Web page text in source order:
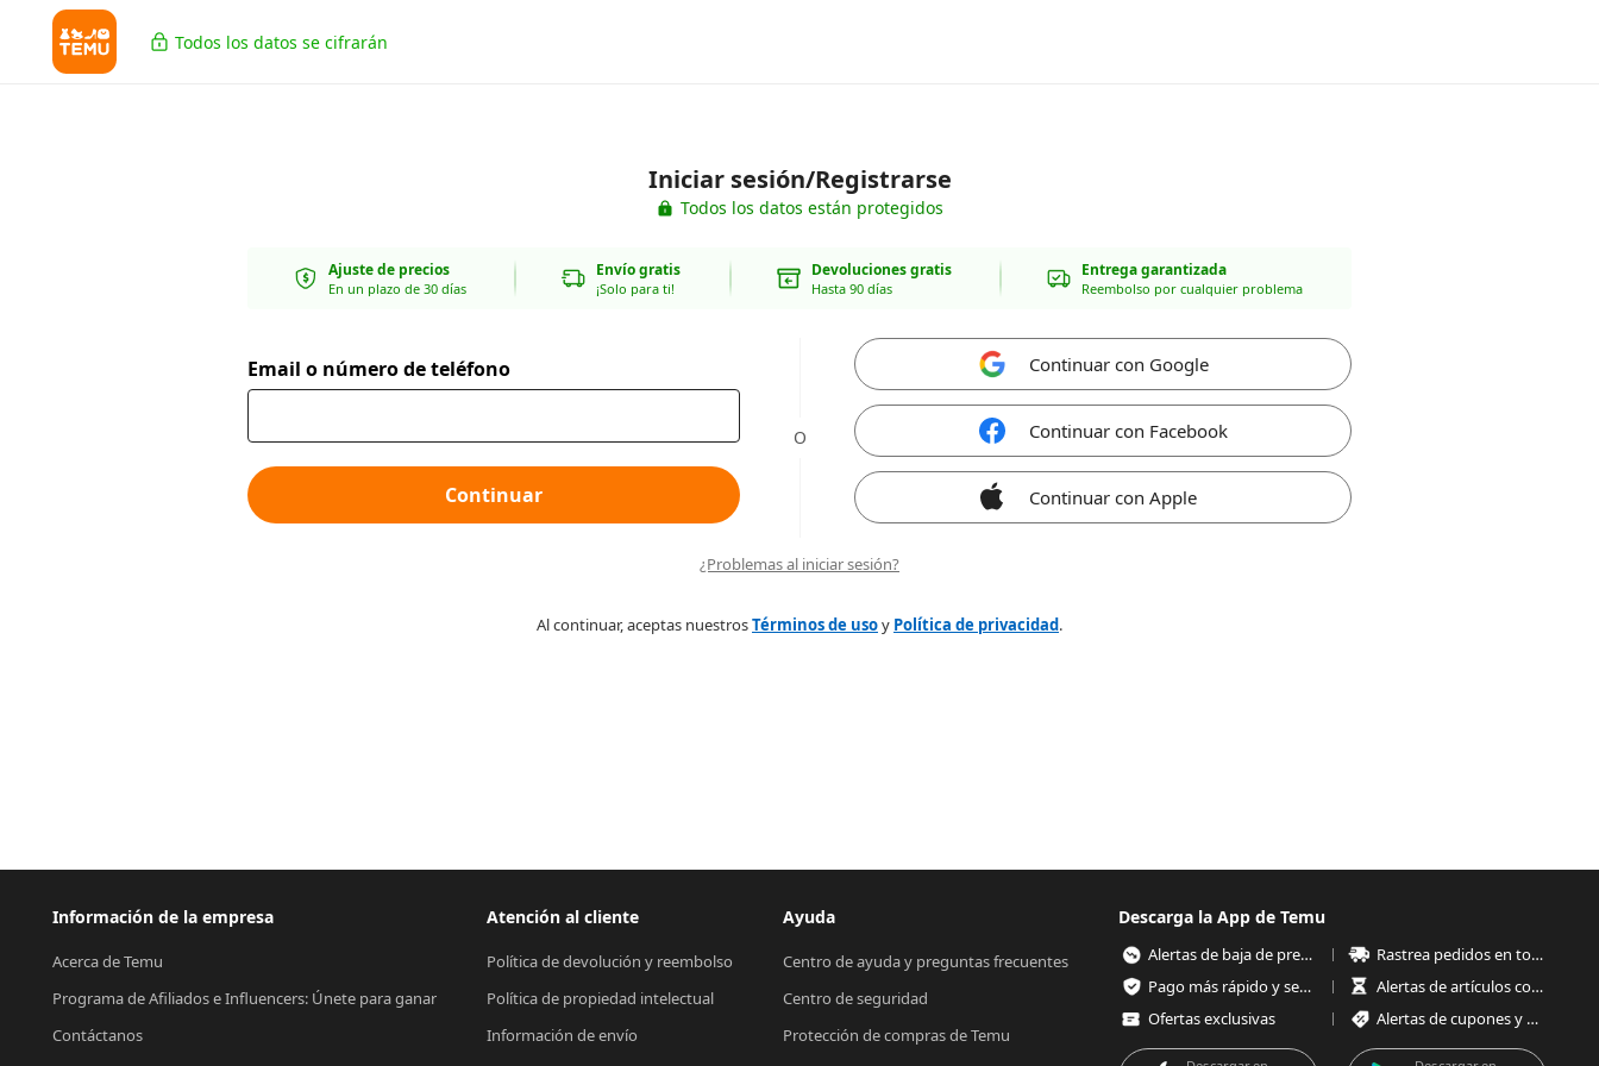
Todos los datos se cifrarán
Iniciar sesión/Registrarse
Todos los datos están protegidos
Ajuste de precios
En un plazo de 30 días
Envío gratis
¡Solo para ti!
Devoluciones gratis
Hasta 90 días
Entrega garantizada
Reembolso por cualquier problema
Email o número de teléfono
Continuar
O
Continuar con Google
Continuar con Facebook
Continuar con Apple
¿Problemas al iniciar sesión?
Al continuar, aceptas nuestrosTérminos de usoy Política de privacidad.
Información de la empresa
Acerca de Temu
Programa de Afiliados e Influencers: Únete para ganar
Contáctanos
Atención al cliente
Política de devolución y reembolso
Política de propiedad intelectual
Información de envío
Ayuda
Centro de ayuda y preguntas frecuentes
Centro de seguridad
Protección de compras de Temu
Descarga la App de Temu
Alertas de baja de precios
Rastrea pedidos en todo momento
Pago más rápido y seguro
Alertas de artículos con poco stock
Ofertas exclusivas
Alertas de cupones y ofertas